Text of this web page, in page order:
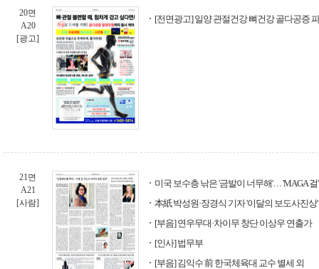
20면
A20
[광고]
[전면광고] 일양 관절건강 뼈건강 골다공증
21면
A21
[사람]
미국 보수층 낚은 '금발이 너무해'… 'MAGA
本紙 박성원·장경식 기자 '이달의 보도사진상
[부음] 연우무대·차이무 창단 이상우 연출가
[인사] 법무부
[부음] 김익수 前 한국체육대 교수 별세 외